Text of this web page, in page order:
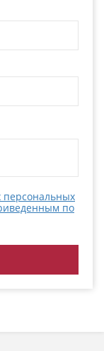
персональных
по